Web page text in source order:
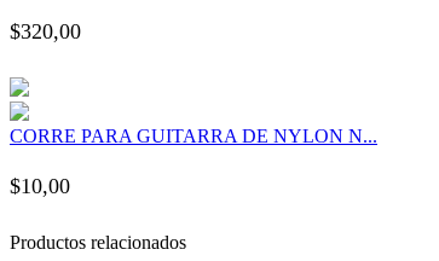
$320,00
CORRE PARA GUITARRA DE NYLON N...
$10,00
Productos relacionados